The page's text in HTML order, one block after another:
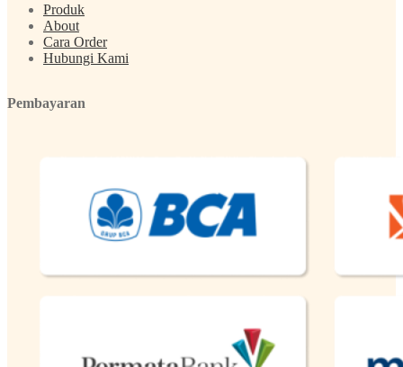
Produk
About
Cara Order
Hubungi Kami
Pembayaran